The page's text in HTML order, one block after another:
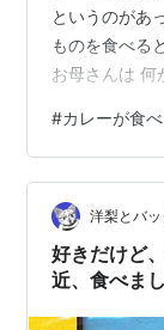
というのがあ
ものを食べる
お母さんは
るから 待って
るので 「お父
カレーならな
本格的なカレ
なくて いろん
楽し…
#カレーが食
洋梨とバ
好きだけど
近、食べま